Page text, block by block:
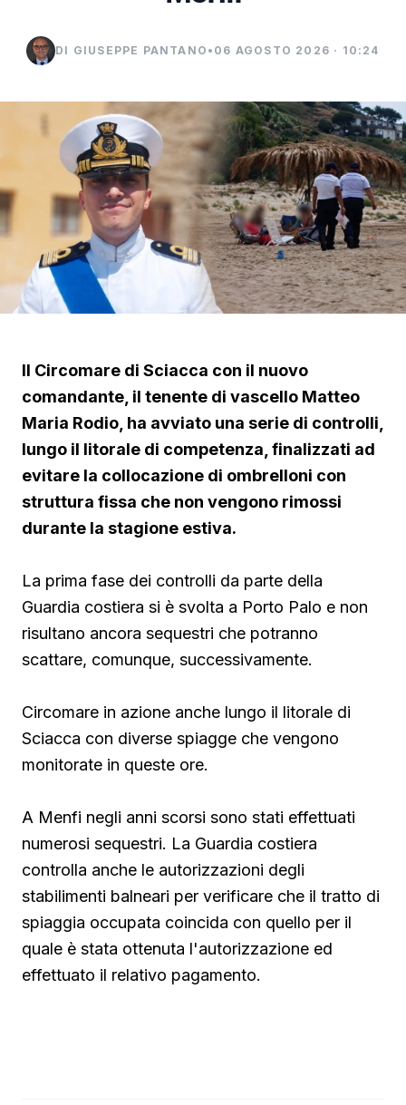
DI GIUSEPPE PANTANO • 06 AGOSTO 2026 · 10:24
Il Circomare di Sciacca con il nuovo
comandante, il tenente di vascello Matteo
Maria Rodio, ha avviato una serie di controlli,
lungo il litorale di competenza, finalizzati ad
evitare la collocazione di ombrelloni con
struttura fissa che non vengono rimossi
durante la stagione estiva.
La prima fase dei controlli da parte della
Guardia costiera si è svolta a Porto Palo e non
risultano ancora sequestri che potranno
scattare, comunque, successivamente.
Circomare in azione anche lungo il litorale di
Sciacca con diverse spiagge che vengono
monitorate in queste ore.
A Menfi negli anni scorsi sono stati effettuati
numerosi sequestri. La Guardia costiera
controlla anche le autorizzazioni degli
stabilimenti balneari per verificare che il tratto di
spiaggia occupata coincida con quello per il
quale è stata ottenuta l'autorizzazione ed
effettuato il relativo pagamento.